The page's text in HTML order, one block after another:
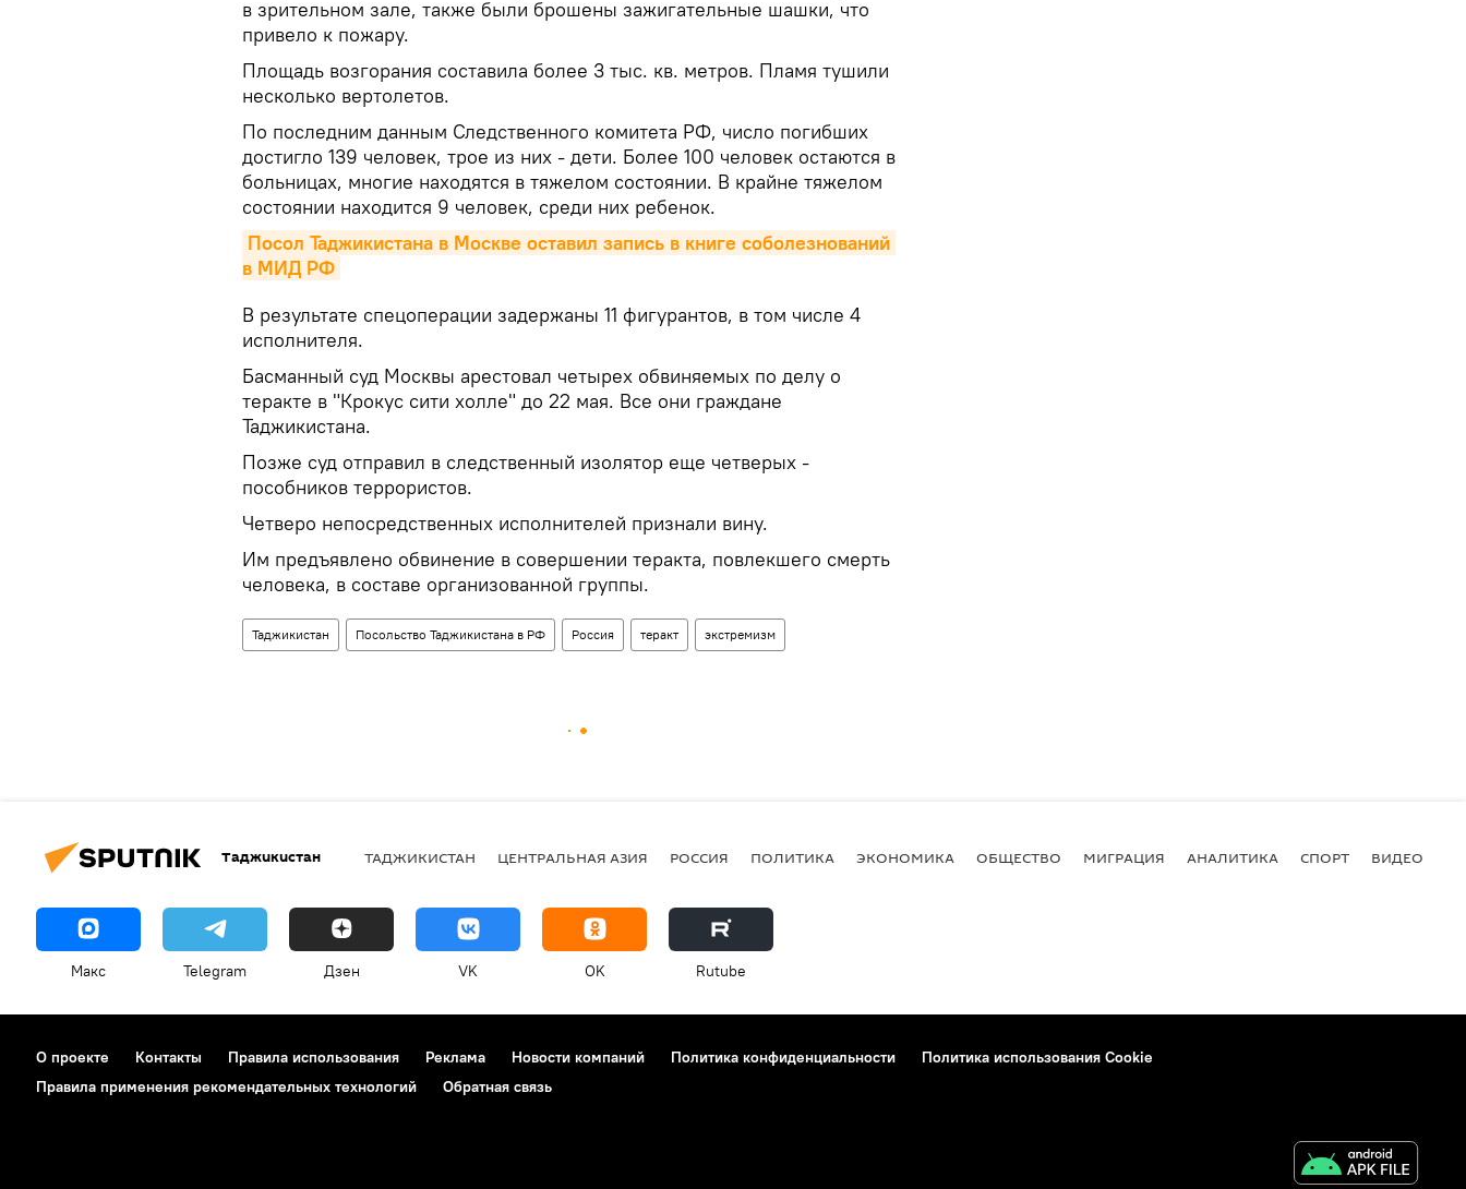
в зрительном зале, также были брошены зажигательные шашки, что
привело к пожару.
Площадь возгорания составила более 3 тыс. кв. метров. Пламя тушили
несколько вертолетов.
По последним данным Следственного комитета РФ, число погибших
достигло 139 человек, трое из них - дети. Более 100 человек остаются в
больницах, многие находятся в тяжелом состоянии. В крайне тяжелом
состоянии находится 9 человек, среди них ребенок.
Посол Таджикистана в Москве оставил запись в книге соболезнований
в МИД РФ
В результате спецоперации задержаны 11 фигурантов, в том числе 4
исполнителя.
Басманный суд Москвы арестовал четырех обвиняемых по делу о
теракте в "Крокус сити холле" до 22 мая. Все они граждане
Таджикистана.
Позже суд отправил в следственный изолятор еще четверых -
пособников террористов.
Четверо непосредственных исполнителей признали вину.
Им предъявлено обвинение в совершении теракта, повлекшего смерть
человека, в составе организованной группы.
Таджикистан Посольство Таджикистана в РФ Россия теракт экстремизм
Таджикистан ТАДЖИКИСТАН ЦЕНТРАЛЬНАЯ АЗИЯ РОССИЯ ПОЛИТИКА ЭКОНОМИКА ОБЩЕСТВО МИГРАЦИЯ АНАЛИТИКА СПОРТ ВИДЕО
Макс Telegram Дзен VK OK Rutube
О проекте Контакты Правила использования Реклама Новости компаний Политика конфиденциальности
Политика использования Cookie
Правила применения рекомендательных технологий
Обратная связь